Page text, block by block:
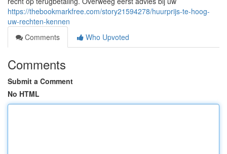
https://thebookmarkfree.com/story21594278/huurprijs-te-hoog-
uw-rechten-kennen
Comments
Who Upvoted
Comments
Submit a Comment
No HTML